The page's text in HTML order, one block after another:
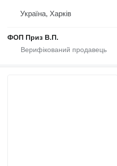
Україна, Харків
ФОП Приз В.П.